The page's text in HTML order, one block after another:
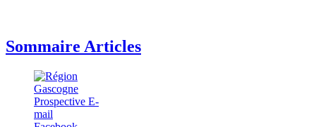
Sommaire Articles